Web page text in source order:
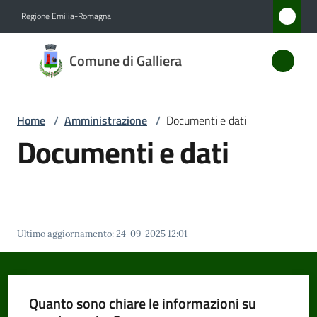
Regione Emilia-Romagna
Comune di Galliera
Comune
di
Amministrazione
Menu selezionato
Servizi
Home / Amministrazione / Documenti e dati
Documenti e dati
Ultimo aggiornamento:24-09-2025 12:01
Quanto sono chiare le informazioni su